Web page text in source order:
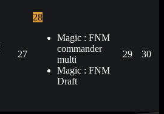
27
28
Magic : FNM
commander
multi
Magic : FNM
Draft
29 30